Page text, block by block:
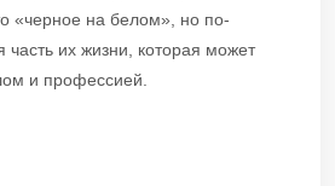
«черное на белом», но по-
их жизни, которая может
и профессией.